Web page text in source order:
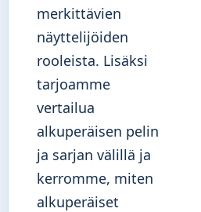
merkittävien
näyttelijöiden
rooleista. Lisäksi
tarjoamme
vertailua
alkuperäisen pelin
ja sarjan välillä ja
kerromme, miten
alkuperäiset